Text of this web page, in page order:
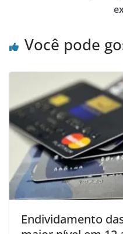
Você pode
Endividamento